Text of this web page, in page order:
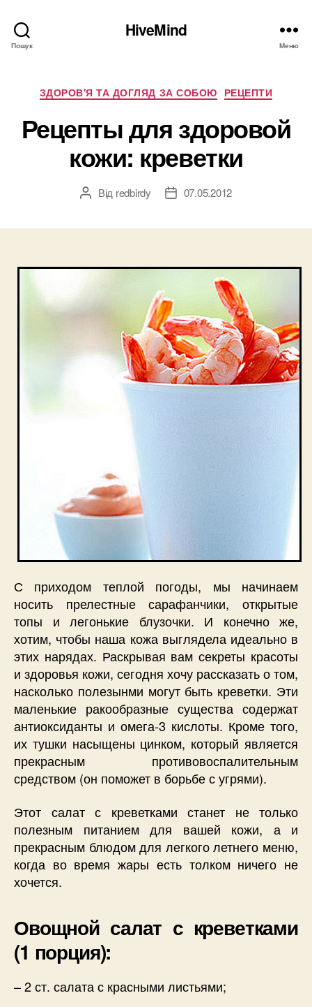
Пошук
HiveMind
Меню
Категорії
ЗДОРОВ'Я ТА ДОГЛЯД ЗА СОБОЮ РЕЦЕПТИ
Рецепты для здоровой
кожи: креветки
Автор
Від redbirdy
Дата07.05.2012
С приходом теплой погоды, мы начинаем
носить прелестные сарафанчики, открытые
топы и легонькие блузочки. И конечно же,
хотим, чтобы наша кожа выглядела идеально в
этих нарядах. Раскрывая вам секреты красоты
и здоровья кожи, сегодня хочу рассказать о том,
насколько полезынми могут быть креветки. Эти
маленькие ракообразные существа содержат
антиоксиданты и омега-3 кислоты. Кроме того,
их тушки насыщены цинком, который является
прекрасным противовоспалительным
средством (он поможет в борьбе с угрями).
Этот салат с креветками станет не только
полезным питанием для вашей кожи, а и
прекрасным блюдом для легкого летнего меню,
когда во время жары есть толком ничего не
хочется.
Овощной салат с креветками
(1 порция):
– 2 ст. салата с красными листьями;